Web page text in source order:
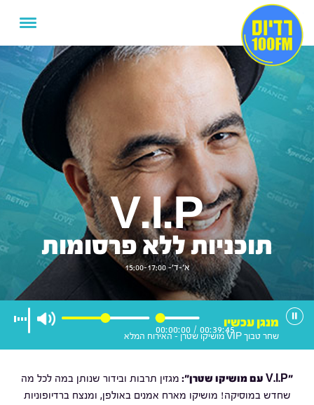
V.I.P
תוכניות ללא פרסומות
א'-ד'- 15:00-17:00
00:39:45
/
00:00:00
מנגן עכשיו
שחר טבוך VIP מושיקו שטרן - האירוח המלא
"V.I.P עם מושיקו שטרן ": מגזין תרבות ובידור שנותן במה לכל מה
שחדש במוסיקה! מושיקו מארח אמנים באולפן, ומנצח ברדיופוניות